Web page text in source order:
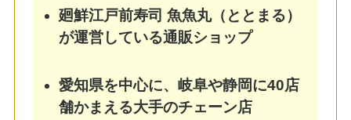
廻鮮江戸前寿司 魚魚丸（ととまる）
が運営している通販ショップ
愛知県を中心に、岐阜や静岡に40店
舗かまえる大手のチェーン店